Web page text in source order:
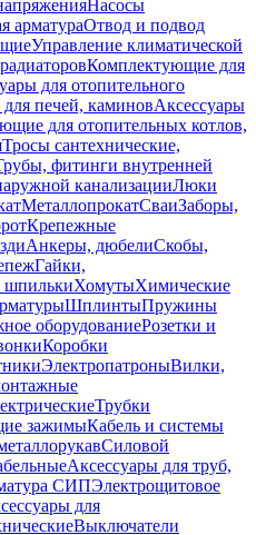
Насосы
арматураОтвод и подвод
Управление климатической
Комплектующие для
для отопительного
печей, каминовАксессуары
для отопительных котлов,
Тросы сантехнические,
фитинги внутренней
канализацииЛюки
МеталлопрокатСваиЗаборы,
Крепежные
Анкеры, дюбелиСкобы,
Гайки,
шпилькиХомутыХимические
ШплинтыПружины
оборудованиеРозетки и
Коробки
ЭлектропатроныВилки,
Трубки
зажимыКабель и системы
Силовой
Аксессуары для труб,
СИПЭлектрощитовое
для
Выключатели